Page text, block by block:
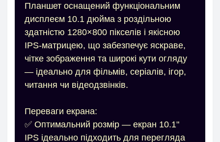
Планшет оснащений функціональним
дисплеєм 10.1 дюйма з роздільною
здатністю 1280×800 пікселів і якісною
IPS-матрицею, що забезпечує яскраве,
чітке зображення та широкі кути огляду
— ідеально для фільмів, серіалів, ігор,
читання чи відеодзвінків.
Переваги екрана:
✅ Оптимальний розмір — екран 10.1"
IPS ідеально підходить для перегляда